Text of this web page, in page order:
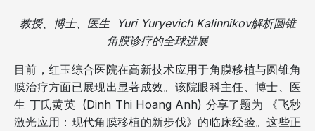
教授、博士、医生 Yuri Yuryevich Kalinnikov解析圆锥
角膜诊疗的全球进展
目前，红玉综合医院在高新技术应用于角膜移植与圆锥角
膜治疗方面已展现出显著成效。该院眼科主任、博士、医
生 丁氏黄英 (Dinh Thi Hoang Anh) 分享了题为 《飞秒
激光应用：现代角膜移植的新步伐》的临床经验。这些正